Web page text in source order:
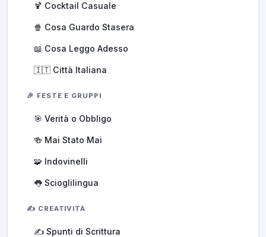
🍹 Cocktail Casuale
🍿 Cosa Guardo Stasera
📖 Cosa Leggo Adesso
🇮🇹 Città Italiana
🎉 FESTE E GRUPPI
🎯 Verità o Obbligo
🍻 Mai Stato Mai
🧩 Indovinelli
👅 Scioglilingua
✍️ CREATIVITÀ
✍️ Spunti di Scrittura